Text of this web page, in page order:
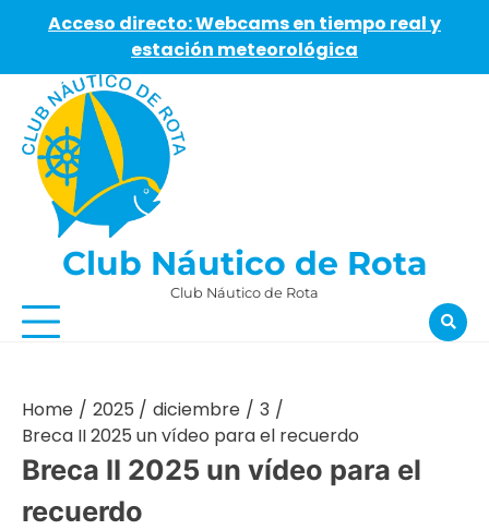
Acceso directo: Webcams en tiempo real y
estación meteorológica
content
Club Náutico de Rota
Club Náutico de Rota
Home 2025 diciembre
3
Breca II 2025 un vídeo para el recuerdo
Breca II 2025 un vídeo para el
recuerdo